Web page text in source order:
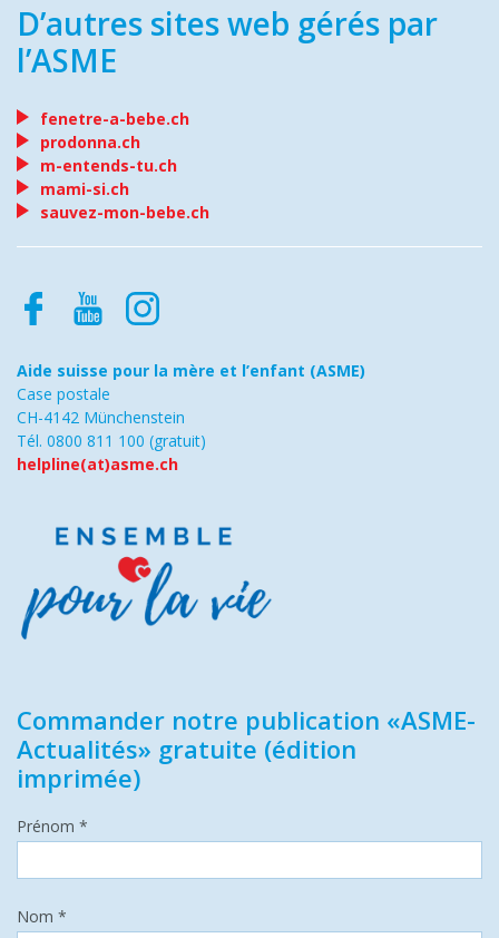
D’autres sites web gérés par
l’ASME
fenetre-a-bebe.ch
prodonna.ch
m-entends-tu.ch
mami-si.ch
sauvez-mon-bebe.ch
Aide suisse pour la mère et l’enfant (ASME)
Case postale
CH-4142 Münchenstein
Tél. 0800 811 100 (gratuit)
helpline(at)asme.ch
Commander notre publication «ASME-
Actualités» gratuite (édition
imprimée)
Prénom *
Nom *